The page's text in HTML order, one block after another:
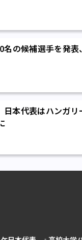
名の候補選手を発表
本代表はハンガリ